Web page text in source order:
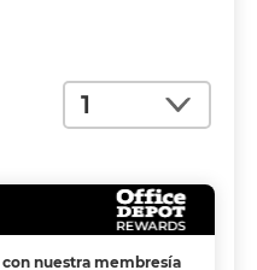
Cantidad
con nuestra membresía